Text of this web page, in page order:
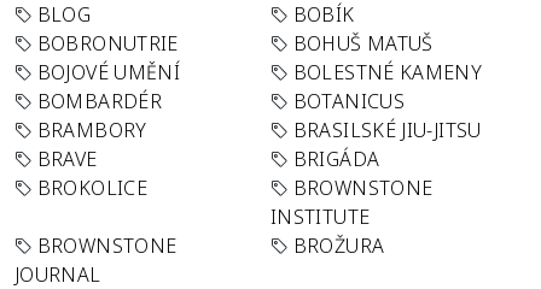
BLOG
BOBÍK
BOBRONUTRIE
BOHUŠ MATUŠ
BOJOVÉ UMĚNÍ
BOLESTNÉ KAMENY
BOMBARDÉR
BOTANICUS
BRAMBORY
BRASILSKÉ JIU-JITSU
BRAVE
BRIGÁDA
BROKOLICE
BROWNSTONE
INSTITUTE
BROWNSTONE
JOURNAL
BROŽURA